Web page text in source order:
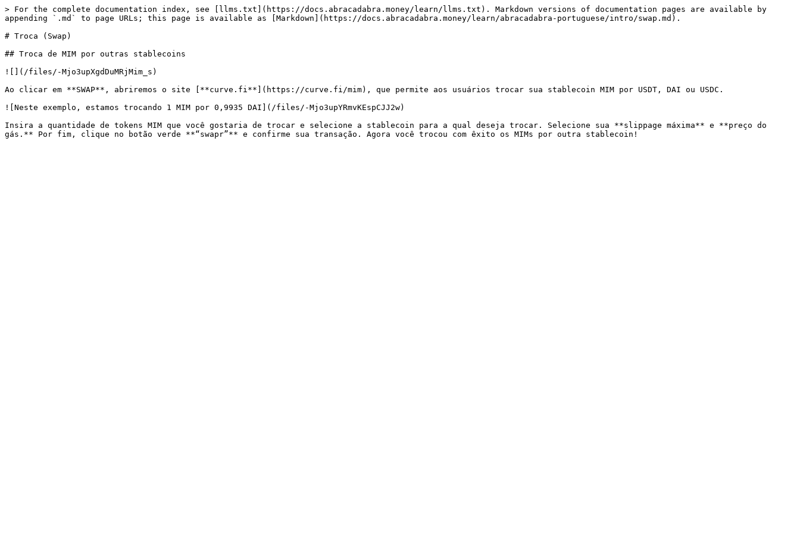
> For the complete documentation index, see [llms.txt](https://docs.abracadabra.money/learn/llms.txt). Markdown versions of documentation pages are available by
appending `.md` to page URLs; this page is available as [Markdown](https://docs.abracadabra.money/learn/abracadabra-portuguese/intro/swap.md).
# Troca (Swap)
## Troca de MIM por outras stablecoins
![](/files/-Mjo3upXgdDuMRjMim_s)
Ao clicar em **SWAP**, abriremos o site [**curve.fi**](https://curve.fi/mim), que permite aos usuários trocar sua stablecoin MIM por USDT, DAI ou USDC.
![Neste exemplo, estamos trocando 1 MIM por 0,9935 DAI](/files/-Mjo3upYRmvKEspCJJ2w)
Insira a quantidade de tokens MIM que você gostaria de trocar e selecione a stablecoin para a qual deseja trocar. Selecione sua **slippage máxima** e **preço do